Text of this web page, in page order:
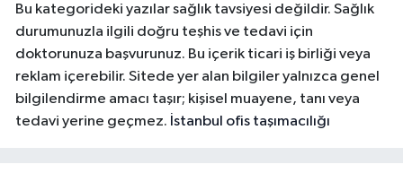
Bu kategorideki yazılar sağlık tavsiyesi değildir. Sağlık
durumunuzla ilgili doğru teşhis ve tedavi için
doktorunuza başvurunuz. Bu içerik ticari iş birliği veya
reklam içerebilir. Sitede yer alan bilgiler yalnızca genel
bilgilendirme amacı taşır; kişisel muayene, tanı veya
tedavi yerine geçmez. İstanbul ofis taşımacılığı